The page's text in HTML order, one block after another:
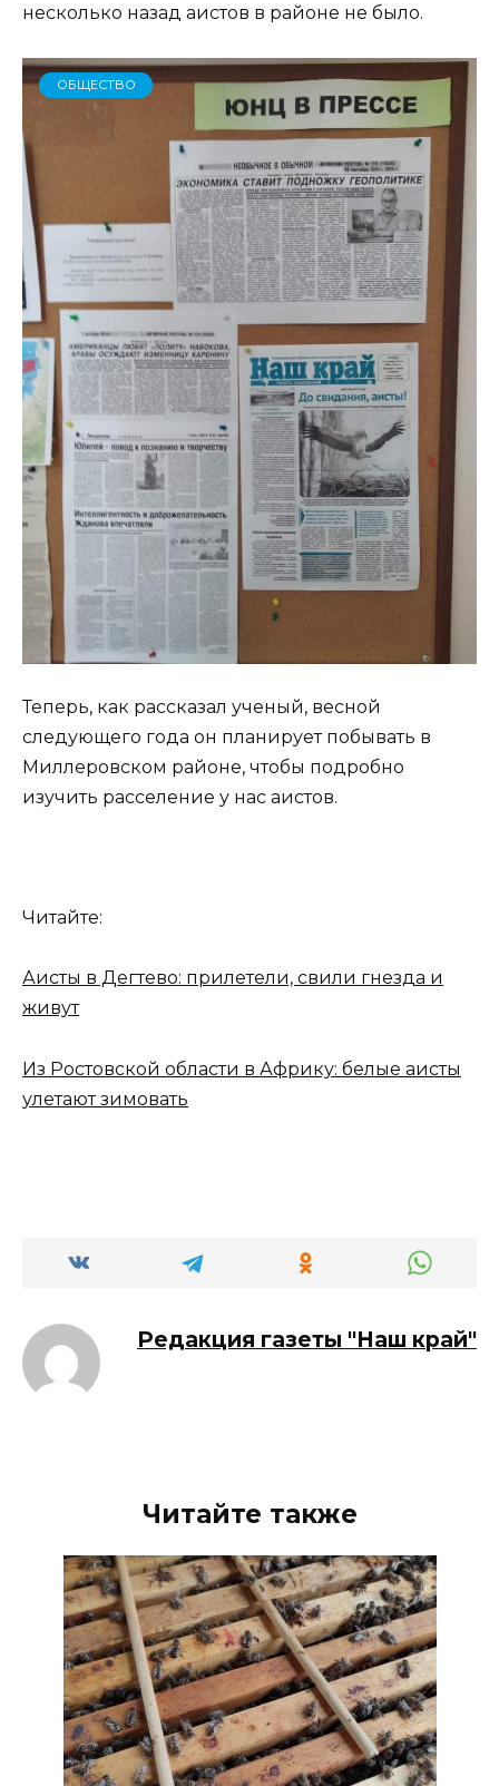
несколько назад аистов в районе не было.
ОБЩЕСТВО
Теперь, как рассказал ученый, весной
следующего года он планирует побывать в
Миллеровском районе, чтобы подробно
изучить расселение у нас аистов.
Читайте:
Аисты в Дегтево: прилетели, свили гнезда и
живут
Из Ростовской области в Африку: белые аисты
улетают зимовать
Редакция газеты "Наш край"
Читайте также